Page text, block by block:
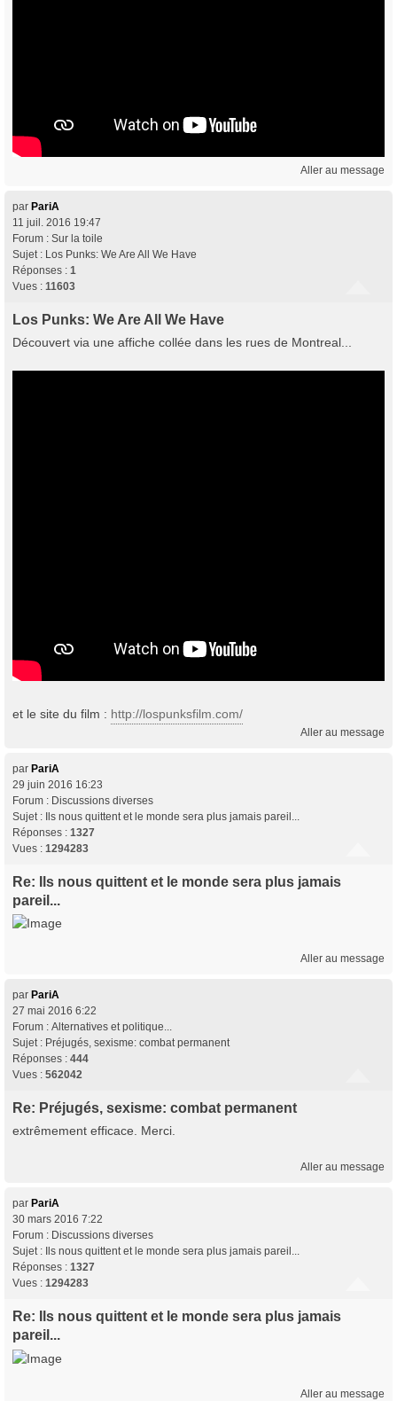
Aller au message
par PariA
11 juil. 2016 19:47
Forum : Sur la toile
Sujet : Los Punks: We Are All We Have
Réponses : 1
Vues : 11603
Los Punks: We Are All We Have
Découvert via une affiche collée dans les rues de Montreal...
et le site du film : http://lospunksfilm.com/
Aller au message
par PariA
29 juin 2016 16:23
Forum : Discussions diverses
Sujet : Ils nous quittent et le monde sera plus jamais pareil...
Réponses : 1327
Vues : 1294283
Re: Ils nous quittent et le monde sera plus jamais
pareil...
Aller au message
par PariA
27 mai 2016 6:22
Forum : Alternatives et politique...
Sujet : Préjugés, sexisme: combat permanent
Réponses : 444
Vues : 562042
Re: Préjugés, sexisme: combat permanent
extrêmement efficace. Merci.
Aller au message
par PariA
30 mars 2016 7:22
Forum : Discussions diverses
Sujet :
Ils nous quittent et le monde sera plus jamais pareil...
Réponses : 1327
Vues : 1294283
Re: Ils nous quittent et le monde sera plus jamais
pareil...
Aller au message